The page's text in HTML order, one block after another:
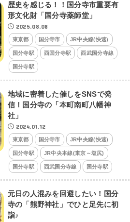
歴史を感じる！！国分寺市重要有
形文化財「国分寺薬師堂」
2025.08.08
東京都 国分寺市 JR中央線(快速)
国分寺駅 西国分寺駅 西武国分寺線
国分寺駅
地域に密着した催しをSNSで発
信！国分寺の「本町南町八幡神
社」
2024.01.12
東京都 国分寺市 JR中央線(快速)
国分寺駅 JR中央本線(東京～塩尻)
国分寺駅 西武国分寺線 国分寺駅
元日の人混みを回避したい！国分
寺の「熊野神社」でひと足先に初
詣♪